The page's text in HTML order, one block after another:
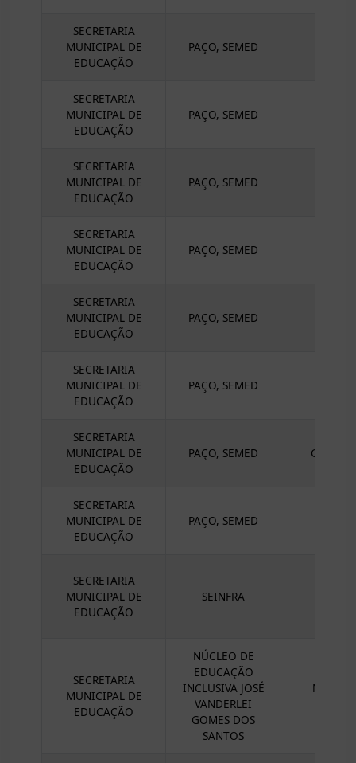
SECRETARIA
MUNICIPAL DE
EDUCAÇÃO
PAÇO, SEMED
SECRETARIA
MUNICIPAL DE
EDUCAÇÃO
PAÇO, SEMED
SECRETARIA
MUNICIPAL DE
EDUCAÇÃO
PAÇO, SEMED
SECRETARIA
MUNICIPAL DE
EDUCAÇÃO
PAÇO, SEMED
SECRETARIA
MUNICIPAL DE
EDUCAÇÃO
PAÇO, SEMED
SECRETARIA
MUNICIPAL DE
EDUCAÇÃO
PAÇO, SEMED
SECRETARIA
MUNICIPAL DE
EDUCAÇÃO
PAÇO, SEMED
SECRETARIA
MUNICIPAL DE
EDUCAÇÃO
PAÇO, SEMED
SECRETARIA
MUNICIPAL DE
EDUCAÇÃO
SEINFRA
SECRETARIA
MUNICIPAL DE
EDUCAÇÃO
NÚCLEO DE
EDUCAÇÃO
INCLUSIVA JOSÉ
VANDERLEI
GOMES DOS
SANTOS